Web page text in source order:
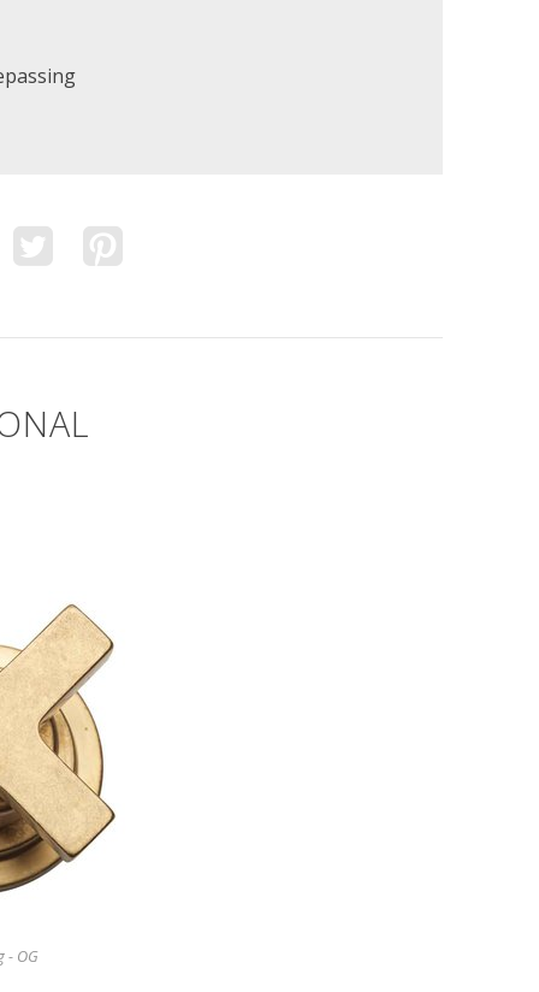
- OG